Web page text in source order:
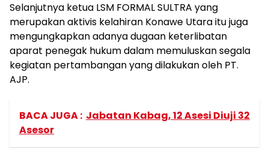
Selanjutnya ketua LSM FORMAL SULTRA yang
merupakan aktivis kelahiran Konawe Utara itu juga
mengungkapkan adanya dugaan keterlibatan
aparat penegak hukum dalam memuluskan segala
kegiatan pertambangan yang dilakukan oleh PT.
AJP.
BACA JUGA : Jabatan Kabag, 12 Asesi Diuji 32
Asesor